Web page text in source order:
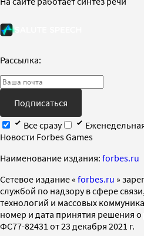
Рассылка:
Подписаться
Все сразу
Новости Forbes Games
Наименование издания: forbes.ru
Cетевое издание « forbes.ru »
службой по надзору в сфере
технологий и массовых
номер и дата принятия решения
ФС77-82431 от 23 декабря 2021 г.